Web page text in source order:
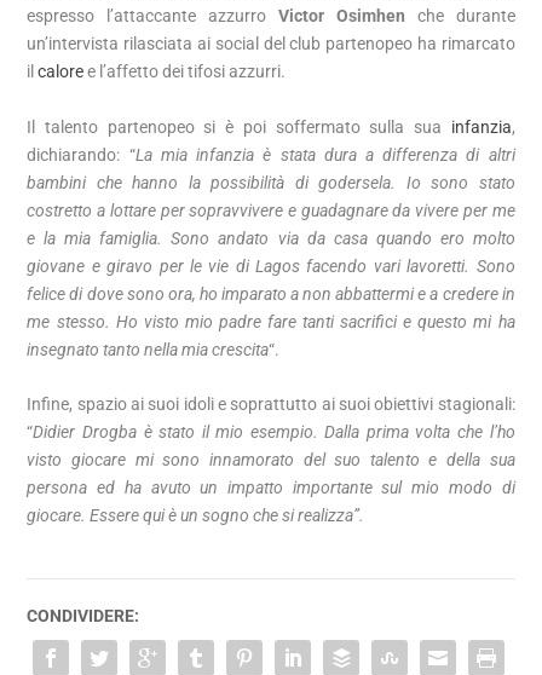
espresso l’attaccante azzurro Victor Osimhen che durante
un’intervista rilasciata ai social del club partenopeo ha rimarcato
ilcaloree l’affetto dei tifosi azzurri.
Il talento partenopeo si è poi soffermato sulla sua infanzia,
dichiarando: “La mia infanzia è stata dura a differenza di altri
bambini che hanno la possibilità di godersela. Io sono stato
costretto a lottare per sopravvivere e guadagnare da vivere per me
e la mia famiglia. Sono andato via da casa quando ero molto
giovane e giravo per le vie di Lagos facendo vari lavoretti. Sono
felice di dove sono ora, ho imparato a non abbattermi e a credere in
me stesso. Ho visto mio padre fare tanti sacrifici e questo mi ha
insegnato tanto nella mia crescita“.
Infine, spazio ai suoi idoli e soprattutto ai suoi obiettivi stagionali:
“Didier Drogba è stato il mio esempio. Dalla prima volta che l’ho
visto giocare mi sono innamorato del suo talento e della sua
persona ed ha avuto un impatto importante sul mio modo di
giocare. Essere qui è un sogno che si realizza”.
CONDIVIDERE: